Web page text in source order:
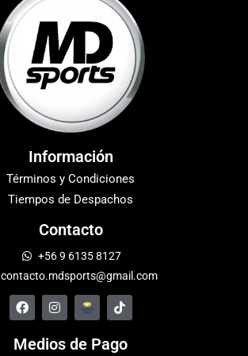
Información
Términos y Condiciones
Tiempos de Despachos
Contacto
+56 9 6135 8127
contacto.mdsports@gmail.com
Medios de Pago